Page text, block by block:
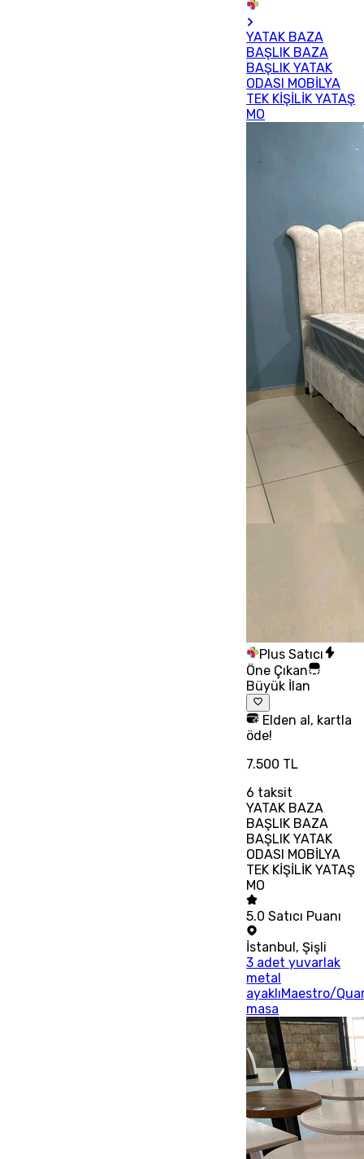
YATAK BAZA
BAŞLIK BAZA
BAŞLIK YATAK
ODASI MOBİLYA
TEK KİŞİLİK YATAŞ
MO
Plus Satıcı
Öne Çıkan
Büyük İlan
Elden al, kartla
öde!
7.500 TL
6 taksit
YATAK BAZA
BAŞLIK BAZA
BAŞLIK YATAK
ODASI MOBİLYA
TEK KİŞİLİK YATAŞ
MO
5.0 Satıcı Puanı
İstanbul ,Şişli
3 adet yuvarlak
metal
ayaklıMaestro/
masa